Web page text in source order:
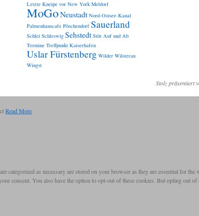
Letzte Kneipe vor New York Meldorf
MoGoNeustadt Nord-Ostsee-Kanal
Palmenhauscafe Pöschendorf Sauerland
Schlei Schleswig Sehstedt Stör Auf und Ab
Termine Treffpunkt Kaiserhafen
Uslar Fürstenberg Wilder Wilsterau
Wingst
Stolz präsentiert
Read More
as necessary are stored on your browser as they are essential for
consent. You also have the option to opt-out of these cookies. But opting out